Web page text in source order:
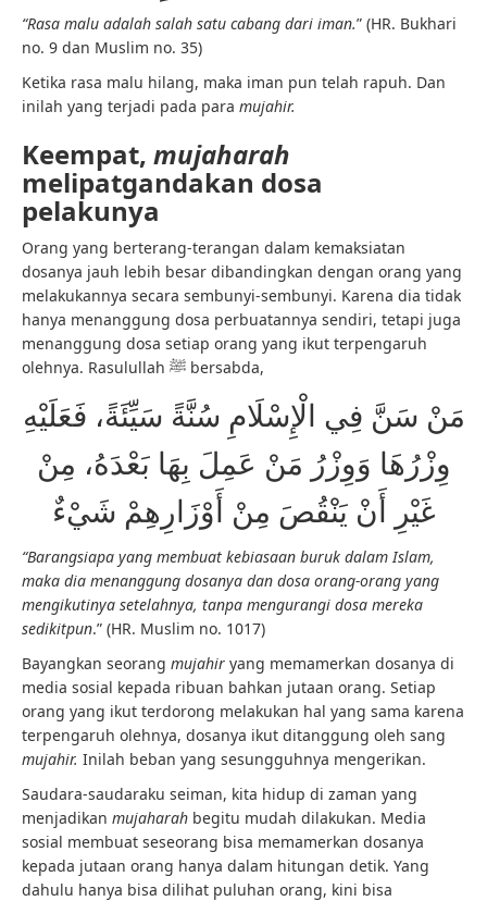
“Rasa malu adalah salah satu cabang dari iman.” (HR. Bukhari
no. 9 dan Muslim no. 35)
Ketika rasa malu hilang, maka iman pun telah rapuh. Dan
inilah yang terjadi pada para mujahir.
Keempat, mujaharah
melipatgandakan dosa
pelakunya
Orang yang berterang-terangan dalam kemaksiatan
dosanya jauh lebih besar dibandingkan dengan orang yang
melakukannya secara sembunyi-sembunyi. Karena dia tidak
hanya menanggung dosa perbuatannya sendiri, tetapi juga
menanggung dosa setiap orang yang ikut terpengaruh
olehnya. Rasulullah ﷺ bersabda,
مَنْ سَنَّ فِي الْإِسْلَامِ سُنَّةً سَيِّئَةً، فَعَلَيْهِ
وِزْرُهَا وَوِزْرُ مَنْ عَمِلَ بِهَا بَعْدَهُ، مِنْ
غَيْرِ أَنْ يَنْقُصَ مِنْ أَوْزَارِهِمْ شَيْءٌ
“Barangsiapa yang membuat kebiasaan buruk dalam Islam,
maka dia menanggung dosanya dan dosa orang-orang yang
mengikutinya setelahnya, tanpa mengurangi dosa mereka
sedikitpun.” (HR. Muslim no. 1017)
Bayangkan seorang mujahir yang memamerkan dosanya di
media sosial kepada ribuan bahkan jutaan orang. Setiap
orang yang ikut terdorong melakukan hal yang sama karena
terpengaruh olehnya, dosanya ikut ditanggung oleh sang
mujahir. Inilah beban yang sesungguhnya mengerikan.
Saudara-saudaraku seiman, kita hidup di zaman yang
menjadikan mujaharah begitu mudah dilakukan. Media
sosial membuat seseorang bisa memamerkan dosanya
kepada jutaan orang hanya dalam hitungan detik. Yang
dahulu hanya bisa dilihat puluhan orang, kini bisa